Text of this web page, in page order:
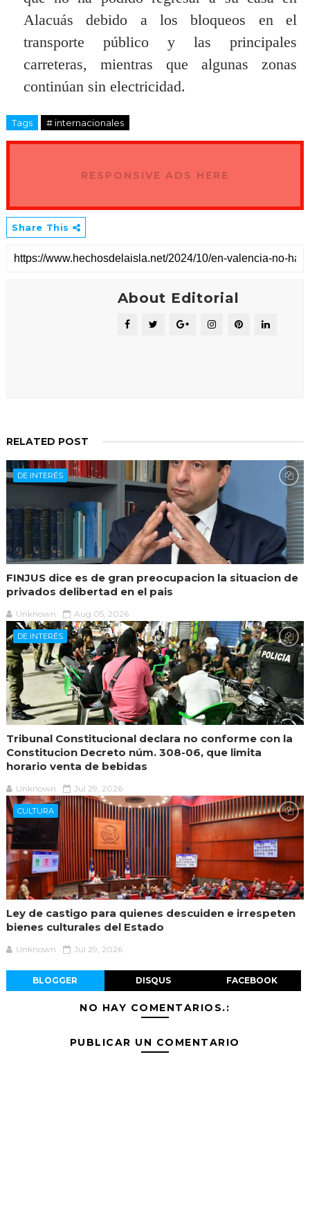
Alacuás debido a los bloqueos en el
transporte público y las principales
carreteras, mientras que algunas zonas
continúan sin electricidad.
Tags # internacionales
RESPONSIVE ADS HERE
Share This
About Editorial
RELATED POST
DE INTERÉS
FINJUS dice es de gran preocupacion la situacion de
privados delibertad en el pais
Unknown Aug 05, 2026
DE INTERÉS
Tribunal Constitucional declara no conforme con la
Constitucion Decreto núm. 308-06, que limita
horario venta de bebidas
Unknown Jul 29, 2026
CULTURA
Ley de castigo para quienes descuiden e irrespeten
bienes culturales del Estado
Unknown Jul 29, 2026
BLOGGER DISQUS FACEBOOK
NO HAY COMENTARIOS.:
PUBLICAR UN COMENTARIO